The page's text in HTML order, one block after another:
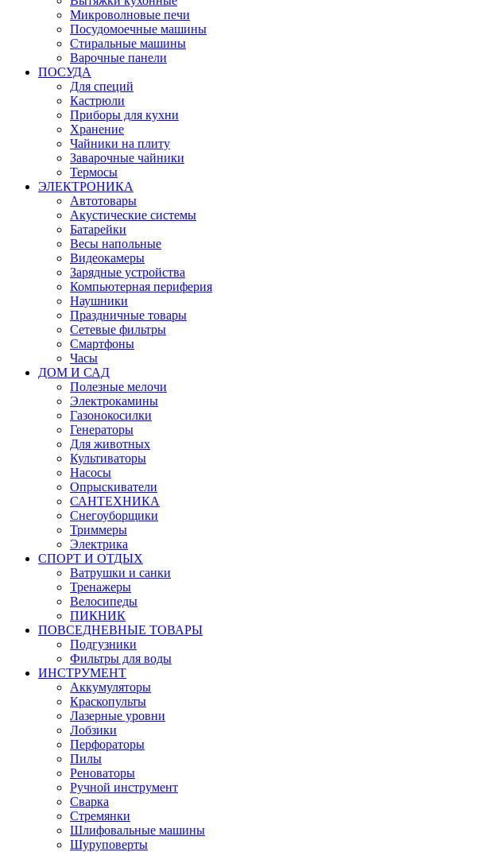
Микроволновые печи
Посудомоечные машины
Стиральные машины
Варочные панели
ПОСУДА
Для специй
Кастрюли
Приборы для кухни
Хранение
Чайники на плиту
Заварочные чайники
Термосы
ЭЛЕКТРОНИКА
Автотовары
Акустические системы
Батарейки
Весы напольные
Видеокамеры
Зарядные устройства
Компьютерная периферия
Наушники
Праздничные товары
Сетевые фильтры
Смартфоны
Часы
ДОМ И САД
Полезные мелочи
Электрокамины
Газонокосилки
Генераторы
Для животных
Культиваторы
Насосы
Опрыскиватели
САНТЕХНИКА
Снегоуборщики
Триммеры
Электрика
СПОРТ И ОТДЫХ
Ватрушки и санки
Тренажеры
Велосипеды
ПИКНИК
ПОВСЕДНЕВНЫЕ ТОВАРЫ
Подгузники
Фильтры для воды
ИНСТРУМЕНТ
Аккумуляторы
Краскопульты
Лазерные уровни
Лобзики
Перфораторы
Пилы
Реноваторы
Ручной инструмент
Сварка
Стремянки
Шлифовальные машины
Шуруповерты